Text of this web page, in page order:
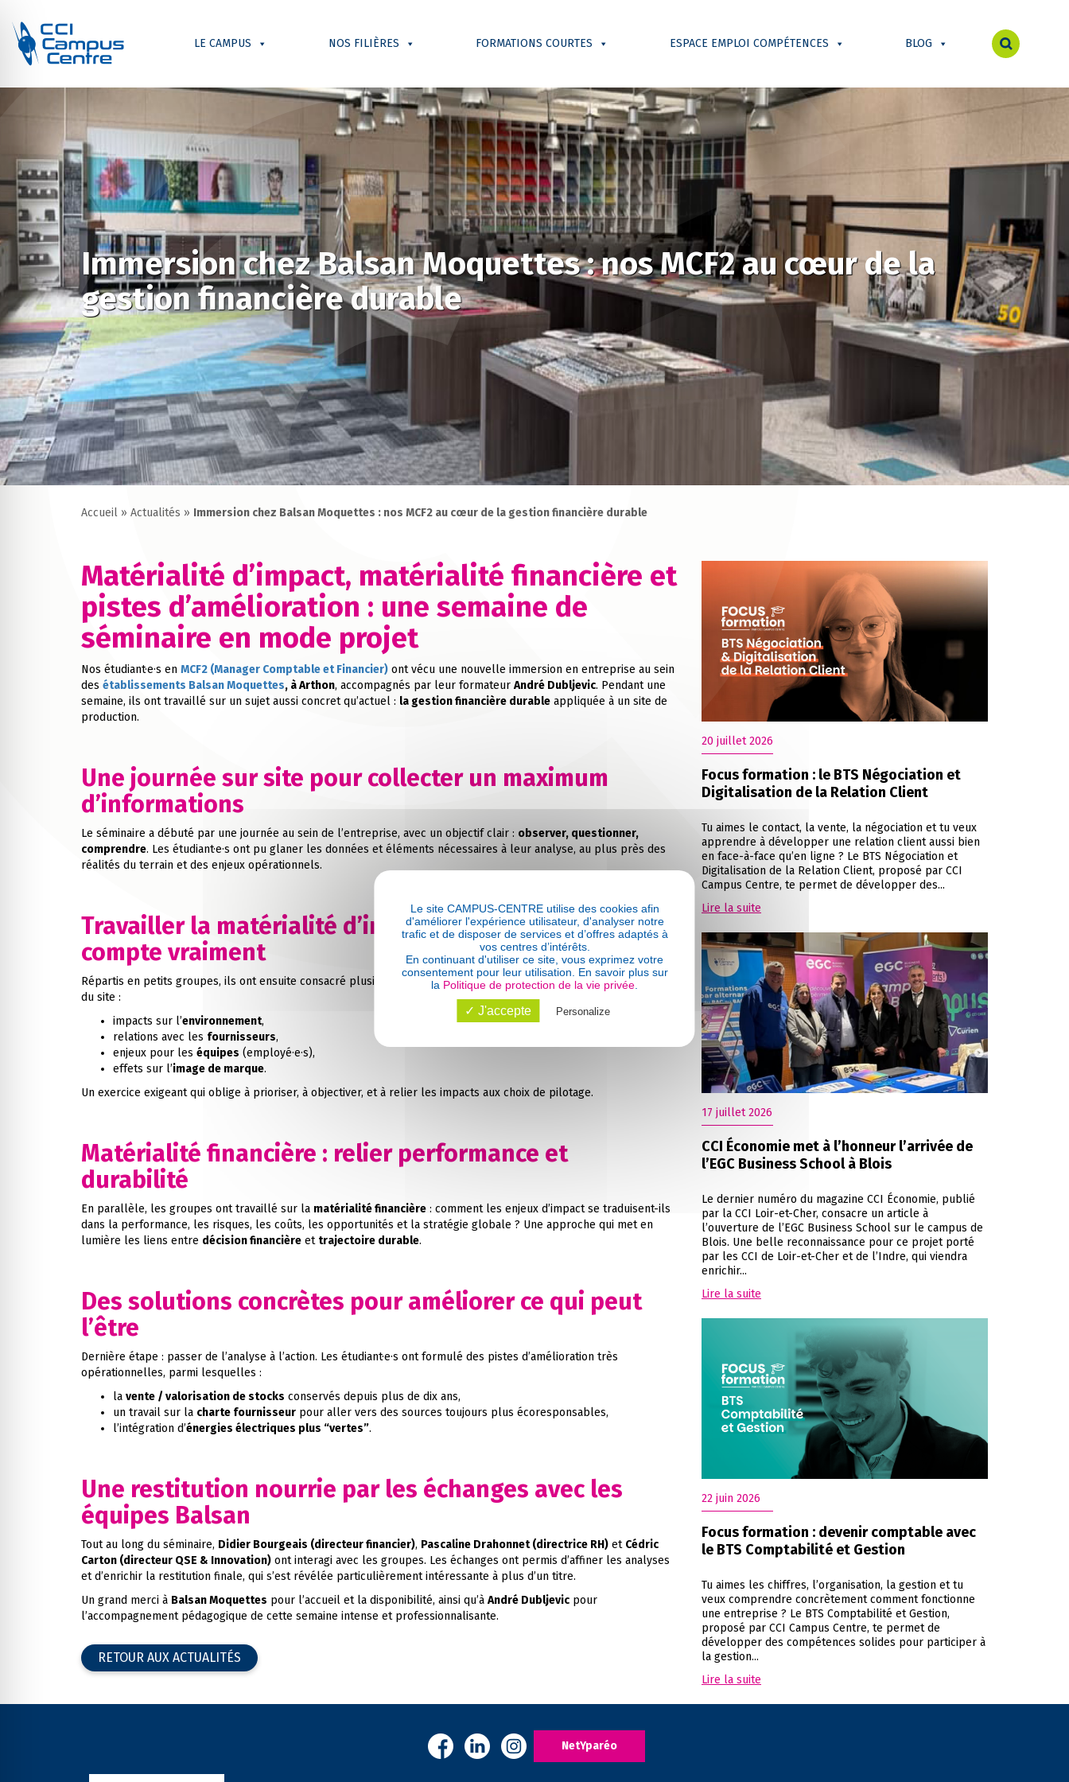
LE CAMPUS NOS FILIÈRES FORMATIONS COURTES ESPACE EMPLOI COMPÉTENCES BLOG
Immersion chez Balsan Moquettes : nos MCF2 au cœur de la
gestion financière durable
Accueil » Actualités » Immersion chez Balsan Moquettes : nos MCF2 au cœur de la gestion financière durable
Matérialité d’impact, matérialité financière et
pistes d’amélioration : une semaine de
séminaire en mode projet
Nos étudiant·e·s en MCF2 (Manager Comptable et Financier) ont vécu une nouvelle immersion en entreprise au sein
des établissements Balsan Moquettes, à Arthon, accompagnés par leur formateur André Dubljevic. Pendant une
semaine, ils ont travaillé sur un sujet aussi concret qu’actuel : la gestion financière durable appliquée à un site de
production.
Une journée sur site pour collecter un maximum
d’informations
Le séminaire a débuté par une journée au sein de l’entreprise, avec un objectif clair : observer, questionner,
comprendre. Les étudiant·e·s ont pu glaner les données et éléments nécessaires à leur analyse, au plus près des
réalités du terrain et des enjeux opérationnels.
Travailler la matérialité d’impact : mesurer ce qui
compte vraiment
Répartis en petits groupes, ils ont ensuite consacré plusieurs jours à l’étude de la matérialité d’impactde l’activité
du site :
impacts sur l’environnement,
relations avec les fournisseurs,
enjeux pour les équipes (employé·e·s),
effets sur l’image de marque.
Un exercice exigeant qui oblige à prioriser, à objectiver, et à relier les impacts aux choix de pilotage.
Matérialité financière : relier performance et
durabilité
En parallèle, les groupes ont travaillé sur la matérialité financière : comment les enjeux d’impact se traduisent-ils
dans la performance, les risques, les coûts, les opportunités et la stratégie globale ? Une approche qui met en
lumière les liens entre décision financière et trajectoire durable.
Des solutions concrètes pour améliorer ce qui peut
l’être
Dernière étape : passer de l’analyse à l’action. Les étudiant·e·s ont formulé des pistes d’amélioration très
opérationnelles, parmi lesquelles :
la vente / valorisation de stocks conservés depuis plus de dix ans,
un travail sur la charte fournisseur pour aller vers des sources toujours plus écoresponsables,
l’intégration d’énergies électriques plus “vertes”.
Une restitution nourrie par les échanges avec les
équipes Balsan
Tout au long du séminaire, Didier Bourgeais (directeur financier), Pascaline Drahonnet (directrice RH) et Cédric
Carton (directeur QSE & Innovation) ont interagi avec les groupes. Les échanges ont permis d’affiner les analyses
et d’enrichir la restitution finale, qui s’est révélée particulièrement intéressante à plus d’un titre.
Un grand merci à Balsan Moquettes pour l’accueil et la disponibilité, ainsi qu’à André Dubljevic pour
l’accompagnement pédagogique de cette semaine intense et professionnalisante.
RETOUR AUX ACTUALITÉS
20 juillet 2026
Focus formation : le BTS Négociation et
Digitalisation de la Relation Client
Tu aimes le contact, la vente, la négociation et tu veux
apprendre à développer une relation client aussi bien
en face-à-face qu’en ligne ? Le BTS Négociation et
Digitalisation de la Relation Client, proposé par CCI
Campus Centre, te permet de développer des...
Lire la suite
17 juillet 2026
CCI Économie met à l’honneur l’arrivée de
l’EGC Business School à Blois
Le dernier numéro du magazine CCI Économie, publié
par la CCI Loir-et-Cher, consacre un article à
l’ouverture de l’EGC Business School sur le campus de
Blois. Une belle reconnaissance pour ce projet porté
par les CCI de Loir-et-Cher et de l’Indre, qui viendra
enrichir...
Lire la suite
22 juin 2026
Focus formation : devenir comptable avec
le BTS Comptabilité et Gestion
Tu aimes les chiffres, l’organisation, la gestion et tu
veux comprendre concrètement comment fonctionne
une entreprise ? Le BTS Comptabilité et Gestion,
proposé par CCI Campus Centre, te permet de
développer des compétences solides pour participer à
la gestion...
Lire la suite
NetYparéo
Le site CAMPUS-CENTRE utilise des cookies afin
d'améliorer l'expérience utilisateur, d'analyser notre
trafic et de disposer de services et d’offres adaptés à
vos centres d’intérêts.
En continuant d'utiliser ce site, vous exprimez votre
consentement pour leur utilisation. En savoir plus sur
la Politique de protection de la vie privée
✓ J'accepte Personalize